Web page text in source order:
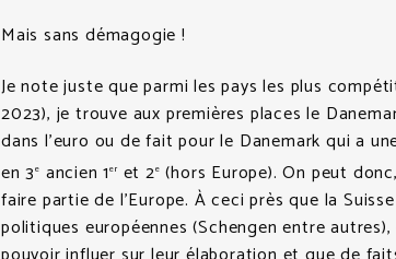
Mais sans démagogie !
Je note juste que parmi les pays les plus
2023), je trouve aux premières places le
dans l’euro ou de fait pour le Danemark qui a
en 3e ancien 1eret 2e (hors Europe). On peut
faire partie de l’Europe. À ceci près que la
politiques européennes (Schengen entre